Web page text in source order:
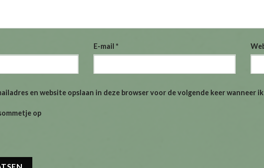
E-mail *
en website opslaan in deze browser voor de volgende keer wanneer
op